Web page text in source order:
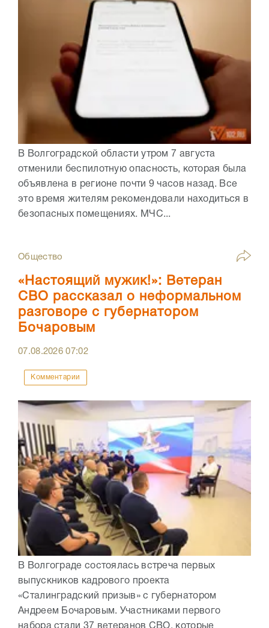
В Волгоградской области утром 7 августа
отменили беспилотную опасность, которая была
объявлена в регионе почти 9 часов назад. Все
это время жителям рекомендовали находиться в
безопасных помещениях. МЧС...
Общество
«Настоящий мужик!»: Ветеран
СВО рассказал о неформальном
разговоре с губернатором
Бочаровым
07.08.202607:02
Комментарии
В Волгограде состоялась встреча первых
выпускников кадрового проекта
«Сталинградский призыв» с губернатором
Андреем Бочаровым. Участниками первого
набора стали 37 ветеранов СВО, которые